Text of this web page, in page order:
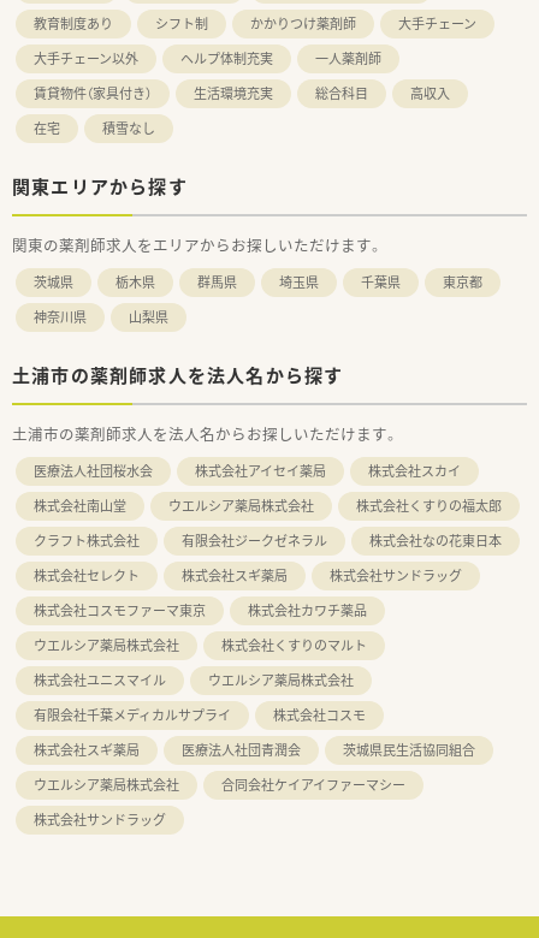
教育制度あり
シフト制 かかりつけ薬剤師
大手チェーン
大手チェーン以外
ヘルプ体制充実
一人薬剤師
賃貸物件（家具付き）
生活環境充実 総合科目
高収入
在宅
積雪なし
関東エリアから探す
関東の薬剤師求人をエリアからお探しいただけます。
茨城県 栃木県 群馬県 埼玉県 千葉県
東京都
神奈川県
山梨県
土浦市の薬剤師求人を法人名から探す
土浦市の薬剤師求人を法人名からお探しいただけます。
医療法人社団桜水会 株式会社アイセイ薬局
株式会社スカイ
株式会社南山堂
ウエルシア薬局株式会社
株式会社くすりの福太郎
クラフト株式会社
有限会社ジークゼネラル
株式会社なの花東日本
株式会社セレクト
株式会社スギ薬局
株式会社サンドラッグ
株式会社コスモファーマ東京
株式会社カワチ薬品
ウエルシア薬局株式会社
株式会社くすりのマルト
株式会社ユニスマイル
ウエルシア薬局株式会社
有限会社千葉メディカルサプライ
株式会社コスモ
株式会社スギ薬局
医療法人社団青潤会
茨城県民生活協同組合
ウエルシア薬局株式会社
合同会社ケイアイファーマシー
株式会社サンドラッグ